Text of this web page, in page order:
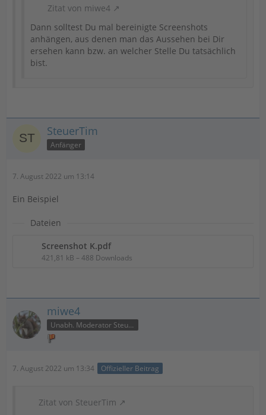
Zitat von miwe4
Dann solltest Du mal bereinigte Screenshots
anhängen, aus denen man das Aussehen bei Dir
ersehen kann bzw. an welcher Stelle Du tatsächlich
bist.
SteuerTim
Anfänger
7. August 2022 um 13:14
Ein Beispiel
Dateien
Screenshot K.pdf
421,81 kB – 488 Downloads
miwe4
Unabh. Moderator Steuer
7. August 2022 um 13:34 Offizieller Beitrag
Zitat von SteuerTim